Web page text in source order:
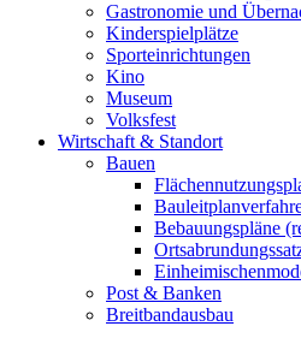
Gastronomie und
Kinderspielplätze
Sporteinrichtungen
Kino
Museum
Volksfest
Wirtschaft & Standort
Bauen
Bebauungspläne
Post & Banken
Breitbandausbau